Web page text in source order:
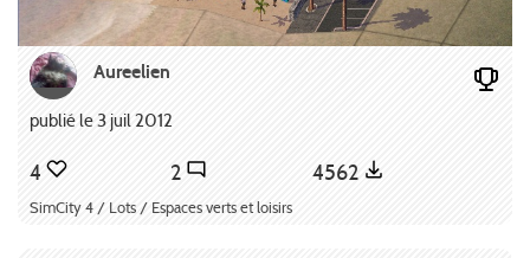
Aureelien
publié le 3 juil 2012
4 2 4562
SimCity 4 / Lots / Espaces verts et loisirs